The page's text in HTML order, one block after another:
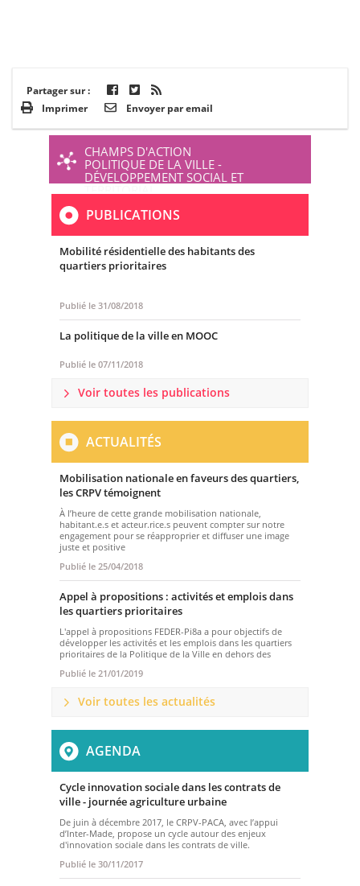
Partager sur :
Imprimer
Envoyer par email
CHAMPS D'ACTION
POLITIQUE DE LA VILLE -
DÉVELOPPEMENT SOCIAL ET
TERRITORIAL
PUBLICATIONS
Mobilité résidentielle des habitants des
quartiers prioritaires
Publié le 31/08/2018
La politique de la ville en MOOC
Publié le 07/11/2018
Voir toutes les publications
ACTUALITÉS
Mobilisation nationale en faveurs des quartiers,
les CRPV témoignent
À l’heure de cette grande mobilisation nationale,
habitant.e.s et acteur.rice.s peuvent compter sur notre
engagement pour se réapproprier et diffuser une image
juste et positive
Publié le 25/04/2018
Appel à propositions : activités et emplois dans
les quartiers prioritaires
L'appel à propositions FEDER-Pi8a a pour objectifs de
développer les activités et les emplois dans les quartiers
prioritaires de la Politique de la Ville en dehors des
Publié le 21/01/2019
Voir toutes les actualités
AGENDA
Cycle innovation sociale dans les contrats de
ville - journée agriculture urbaine
De juin à décembre 2017, le CRPV-PACA, avec l’appui
d’Inter-Made, propose un cycle autour des enjeux
d'innovation sociale dans les contrats de ville.
Publié le 30/11/2017